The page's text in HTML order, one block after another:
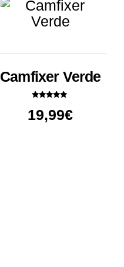
Camfixer Verde
con
5.00
de 5
19,99€